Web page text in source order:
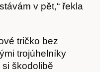
v pět,“ řekla
tričko bez
trojúhelníky
škodolibě